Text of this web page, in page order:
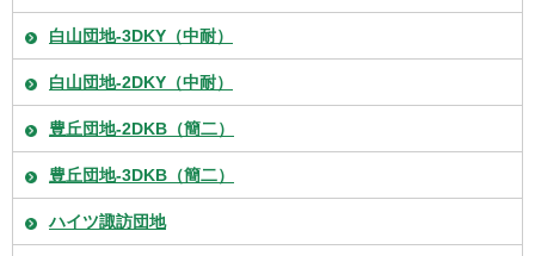
白山団地-3DKY（中耐）
白山団地-2DKY（中耐）
豊丘団地-2DKB（簡二）
豊丘団地-3DKB（簡二）
ハイツ諏訪団地